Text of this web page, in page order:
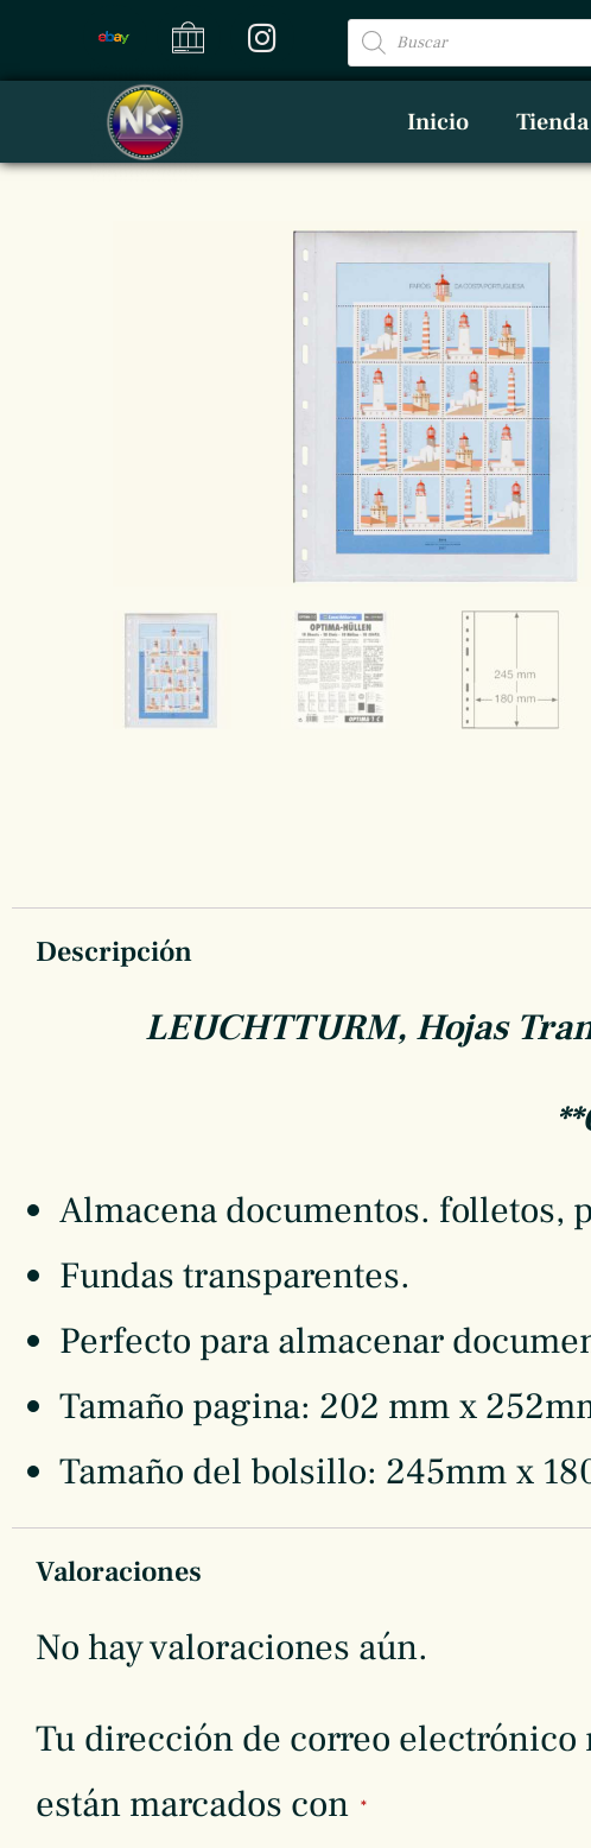
Inicio Tienda
Descripción
LEUCHTTURM, Hojas
Almacena documentos. folletos,
Fundas transparentes.
Perfecto para almacenar
Tamaño pagina: 202 mm x
Tamaño del bolsillo: 245mm x
Valoraciones
No hay valoraciones aún.
Tu dirección de correo electrónico
están marcados con *